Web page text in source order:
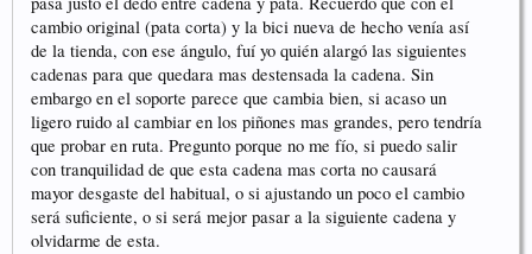
cambio original (pata corta) y la bici nueva de hecho venía así
de la tienda, con ese ángulo, fuí yo quién alargó las siguientes
cadenas para que quedara mas destensada la cadena. Sin
embargo en el soporte parece que cambia bien, si acaso un
ligero ruido al cambiar en los piñones mas grandes, pero tendría
que probar en ruta. Pregunto porque no me fío, si puedo salir
con tranquilidad de que esta cadena mas corta no causará
mayor desgaste del habitual, o si ajustando un poco el cambio
será suficiente, o si será mejor pasar a la siguiente cadena y
olvidarme de esta.